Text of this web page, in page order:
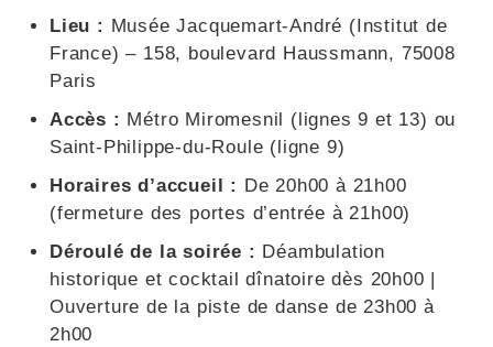
Lieu : Musée Jacquemart-André (Institut de
France) – 158, boulevard Haussmann, 75008
Paris
Accès : Métro Miromesnil (lignes 9 et 13) ou
Saint-Philippe-du-Roule (ligne 9)
Horaires d’accueil :
De 20h00 à 21h00
(fermeture des portes d’entrée à 21h00)
Déroulé de la soirée : Déambulation
historique et cocktail dînatoire dès 20h00 |
Ouverture de la piste de danse de 23h00 à
2h00